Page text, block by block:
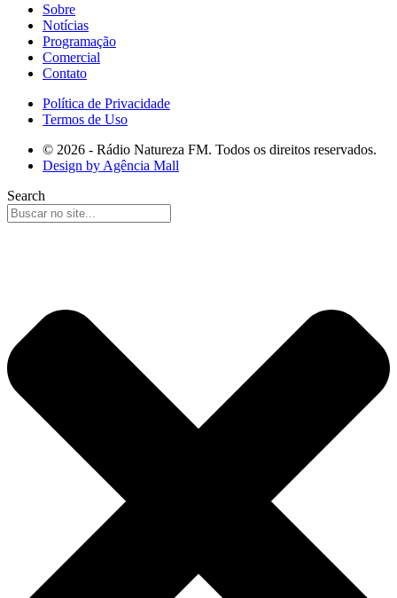
Sobre
Notícias
Programação
Comercial
Contato
Política de Privacidade
Termos de Uso
© 2026 - Rádio Natureza FM. Todos os direitos reservados.
Design by Agência Mall
Search